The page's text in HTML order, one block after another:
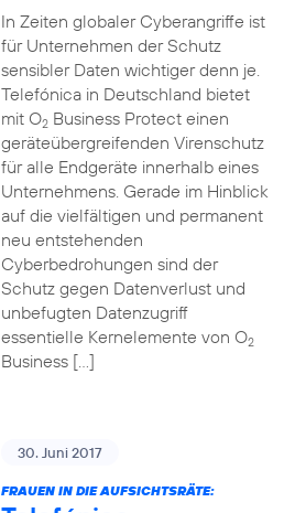
In Zeiten globaler Cyberangriffe ist
für Unternehmen der Schutz
sensibler Daten wichtiger denn je.
Telefónica in Deutschland bietet
mit O2Business Protect einen
geräteübergreifenden Virenschutz
für alle Endgeräte innerhalb eines
Unternehmens. Gerade im Hinblick
auf die vielfältigen und permanent
neu entstehenden
Cyberbedrohungen sind der
Schutz gegen Datenverlust und
unbefugten Datenzugriff
essentielle Kernelemente von O2
Business […]
30. Juni 2017
FRAUEN IN DIE AUFSICHTSRÄTE: